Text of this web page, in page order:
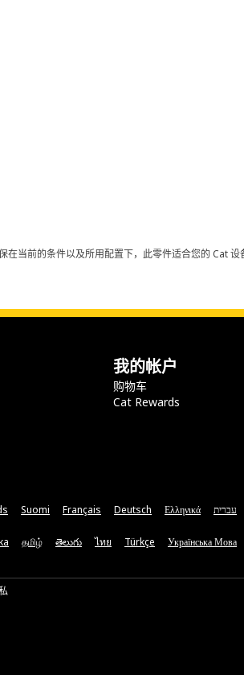
当前的条件以及所用配置下，此零件适合您的 Cat 设
我的帐户
购物车
Cat Rewards
Suomi Français Deutsch Ελληνικά עברית
தமிழ் తెలుగు ไทย Türkçe Українська Мова